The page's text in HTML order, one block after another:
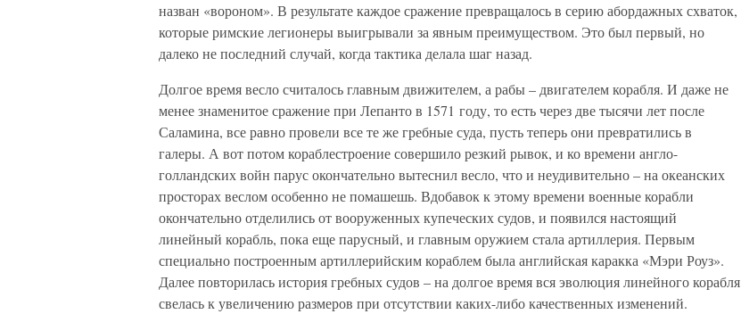
назван «вороном». В результате каждое сражение превращалось в серию абордажных схваток,
которые римские легионеры выигрывали за явным преимуществом. Это был первый, но
далеко не последний случай, когда тактика делала шаг назад.
Долгое время весло считалось главным движителем, а рабы – двигателем корабля. И даже не
менее знаменитое сражение при Лепанто в 1571 году, то есть через две тысячи лет после
Саламина, все равно провели все те же гребные суда, пусть теперь они превратились в
галеры. А вот потом кораблестроение совершило резкий рывок, и ко времени англо-
голландских войн парус окончательно вытеснил весло, что и неудивительно – на океанских
просторах веслом особенно не помашешь. Вдобавок к этому времени военные корабли
окончательно отделились от вооруженных купеческих судов, и появился настоящий
линейный корабль, пока еще парусный, и главным оружием стала артиллерия. Первым
специально построенным артиллерийским кораблем была английская каракка «Мэри Роуз».
Далее повторилась история гребных судов – на долгое время вся эволюция линейного корабля
свелась к увеличению размеров при отсутствии каких-либо качественных изменений.